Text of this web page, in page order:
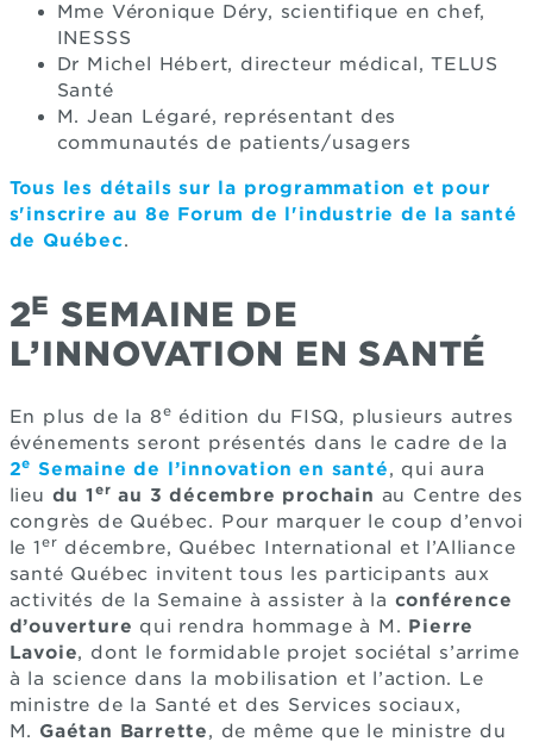
Mme Véronique Déry, scientifique en chef,
INESSS
Dr Michel Hébert, directeur médical, TELUS
Santé
M. Jean Légaré, représentant des
communautés de patients/usagers
Tous les détails sur la programmation et pour
s'inscrire au 8e Forum de l'industrie de la santé
de Québec.
2E SEMAINE DE
L’INNOVATION EN SANTÉ
En plus de la 8e édition du FISQ, plusieurs autres
événements seront présentés dans le cadre de la
2e Semaine de l’innovation en santé, qui aura
lieu du 1 er au 3 décembre prochain au Centre des
congrès de Québec. Pour marquer le coup d’envoi
le 1er décembre, Québec International et l’Alliance
santé Québec invitent tous les participants aux
activités de la Semaine à assister à la conférence
d’ouverture qui rendra hommage à M. Pierre
Lavoie, dont le formidable projet sociétal s’arrime
à la science dans la mobilisation et l’action. Le
ministre de la Santé et des Services sociaux,
M. Gaétan Barrette, de même que le ministre du